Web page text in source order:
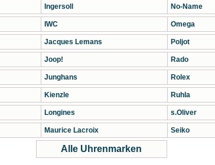
Ingersoll
IWC
Jacques Lemans
Joop!
Junghans
Kienzle
Longines
Maurice Lacroix
No-Name
Omega
Poljot
Rado
Rolex
Ruhla
s.Oliver
Seiko
Alle Uhrenmarken